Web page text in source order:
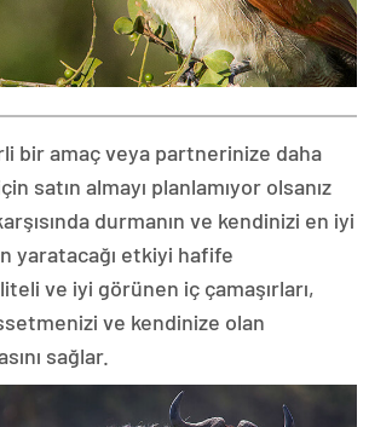
bir amaç veya partnerinize daha
satın almayı planlamıyor olsanız
durmanın ve kendinizi en iyi
yaratacağı etkiyi hafife
ve iyi görünen iç çamaşırları,
ve kendinize olan
sağlar.